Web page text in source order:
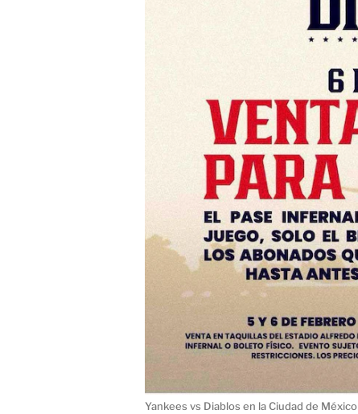
Yankees vs Diablos en la Ciudad de México